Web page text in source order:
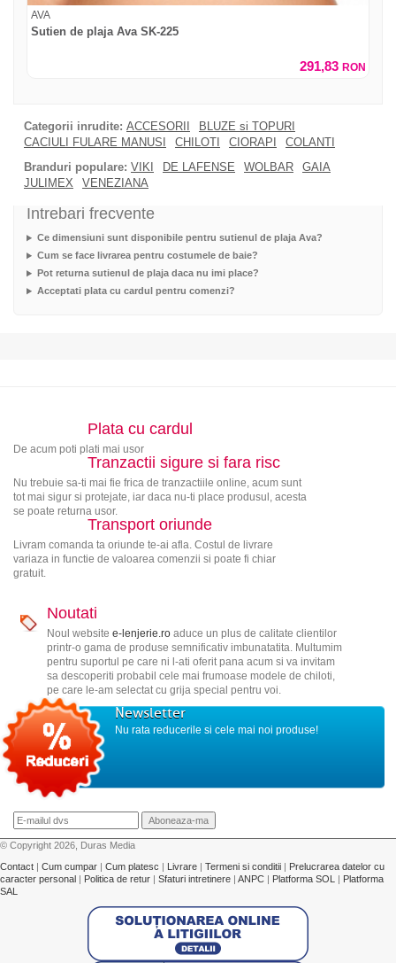
AVA
Sutien de plaja Ava SK-225
291,83 RON
Categorii inrudite: ACCESORII
BLUZE si TOPURI
CACIULI FULARE MANUSI
CHILOTI CIORAPI
COLANTI
Branduri populare: VIKI DE LAFENSE WOLBAR
GAIA
JULIMEX
VENEZIANA
Intrebari frecvente
Ce dimensiuni sunt disponibile pentru sutienul de plaja Ava?
Cum se face livrarea pentru costumele de baie?
Pot returna sutienul de plaja daca nu imi place?
Acceptati plata cu cardul pentru comenzi?
Plata cu cardul
De acum poti plati mai usor
Tranzactii sigure si fara risc
Nu trebuie sa-ti mai fie frica de tranzactiile online, acum sunt
tot mai sigur si protejate, iar daca nu-ti place produsul, acesta
se poate returna usor.
Transport oriunde
Livram comanda ta oriunde te-ai afla. Costul de livrare
variaza in functie de valoarea comenzii si poate fi chiar
gratuit.
Noutati
Noul website e-lenjerie.roaduce un plus de calitate clientilor
printr-o gama de produse semnificativ imbunatatita. Multumim
pentru suportul pe care ni l-ati oferit pana acum si va invitam
sa descoperiti probabil cele mai frumoase modele de chiloti,
pe care le-am selectat cu grija special pentru voi.
Newsletter
Nu rata reducerile si cele mai noi produse!
© Copyright 2026, Duras Media
Contact | Cum cumpar | Cum platesc | Livrare | Termeni si conditii | Prelucrarea datelor cu
caracter personal | Politica de retur | Sfaturi intretinere | ANPC | Platforma SOL | Platforma
SAL